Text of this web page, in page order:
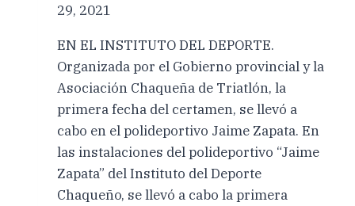
29, 2021
EN EL INSTITUTO DEL DEPORTE.
Organizada por el Gobierno provincial y la
Asociación Chaqueña de Triatlón, la
primera fecha del certamen, se llevó a
cabo en el polideportivo Jaime Zapata. En
las instalaciones del polideportivo “Jaime
Zapata” del Instituto del Deporte
Chaqueño, se llevó a cabo la primera